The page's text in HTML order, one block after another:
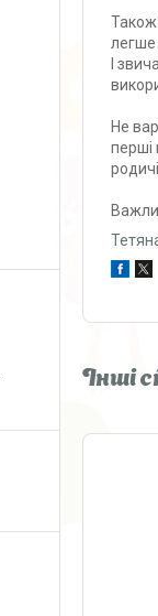
Також
легше
І
Не
перші
родичі.
Інші